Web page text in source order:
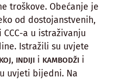
troškove. Obećanje je
od dostojanstvenih,
a u istraživanju
Istražili su uvjete
, INDIJI i KAMBODŽI i
uvjeti bijedni. Na